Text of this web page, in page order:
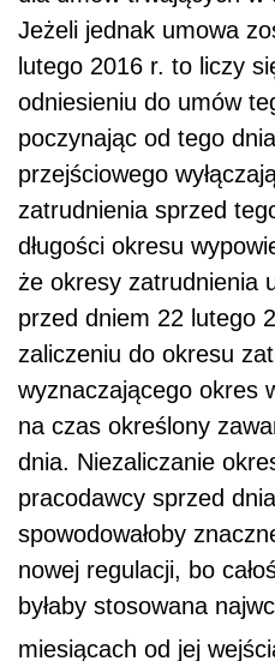
Jeżeli jednak umowa
lutego 2016 r. to liczy
odniesieniu do umów
poczynając od tego
przejściowego
zatrudnienia sprzed
długości okresu
że okresy zatrudnienia
przed dniem 22 lutego
zaliczeniu do okresu
wyznaczającego okres
na czas określony
dnia. Niezaliczanie
pracodawcy sprzed
spowodowałoby
nowej regulacji, bo
byłaby stosowana
miesiącach od jej